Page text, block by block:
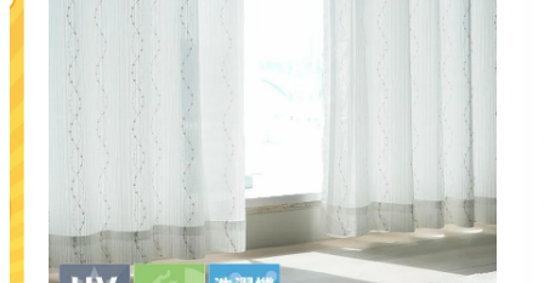
最短発送 冷感ラグ
カテゴリから探す